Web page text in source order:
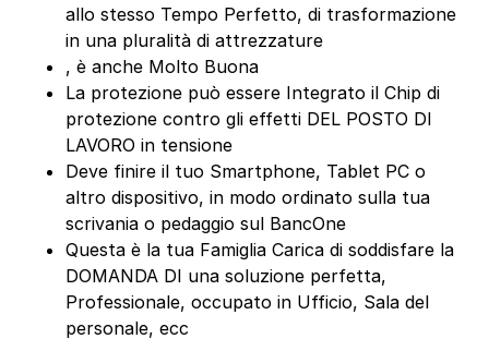
allo stesso Tempo Perfetto, di trasformazione
in una pluralità di attrezzature
, è anche Molto Buona
La protezione può essere Integrato il Chip di
protezione contro gli effetti DEL POSTO DI
LAVORO in tensione
Deve finire il tuo Smartphone, Tablet PC o
altro dispositivo, in modo ordinato sulla tua
scrivania o pedaggio sul BancOne
Questa è la tua Famiglia Carica di soddisfare la
DOMANDA DI una soluzione perfetta,
Professionale, occupato in Ufficio, Sala del
personale, ecc